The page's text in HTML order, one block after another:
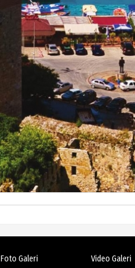
Foto Galeri Video Galeri